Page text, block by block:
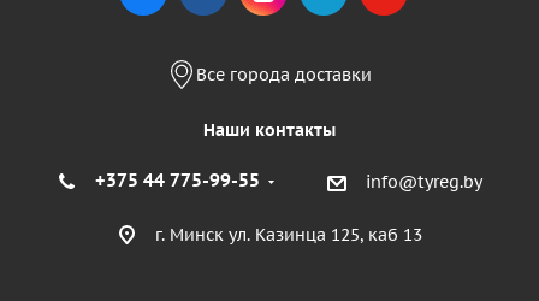
Все города доставки
Наши контакты
+375 44 775-99-55 info@tyreg.by
г. Минск ул. Казинца 125, каб 13